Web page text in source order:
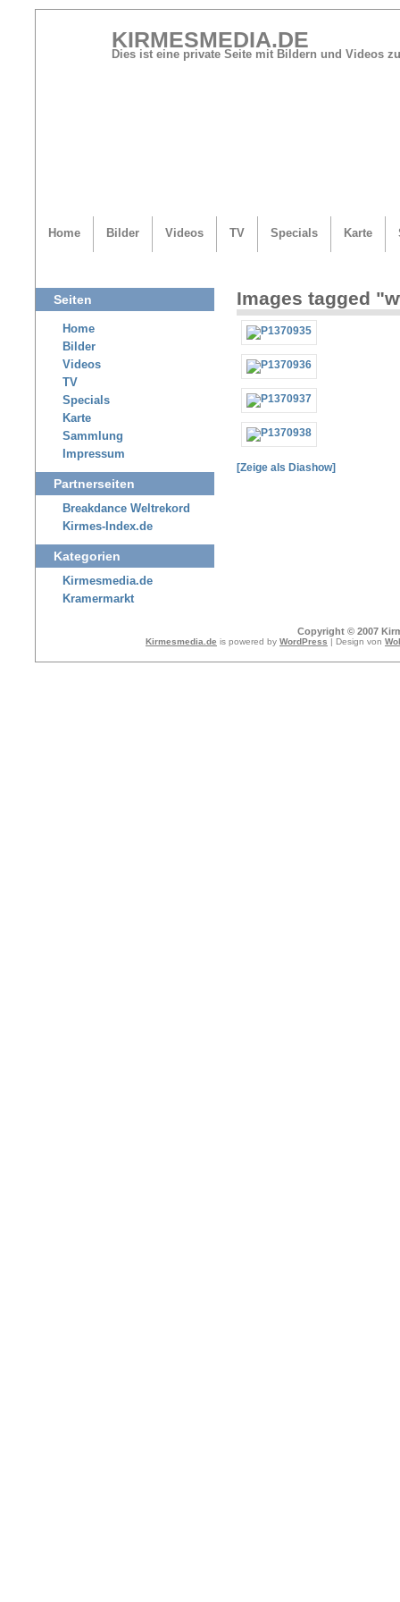
KIRMESMEDIA.DE
Dies ist eine private Seite mit Bildern und Videos
Home Bilder Videos TV Specials Karte
Images tagged
[Zeige als Diashow]
Seiten
Home
Bilder
Videos
TV
Specials
Karte
Sammlung
Impressum
Partnerseiten
Breakdance Weltrekord
Kirmes-Index.de
Kategorien
Kirmesmedia.de
Kramermarkt
Copyright © 2007
Kirmesmedia.de is powered by WordPress | Design von